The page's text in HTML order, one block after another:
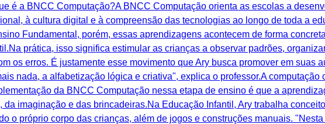
é a BNCC Computação?A BNCC Computação orienta as escolas a
à cultura digital e à compreensão das tecnologias ao longo de toda a
Fundamental, porém, essas aprendizagens acontecem de forma
prática, isso significa estimular as crianças a observar padrões,
os erros. É justamente esse movimento que Ary busca promover em suas
nada, a alfabetização lógica e criativa", explica o professor.A
da BNCC Computação nessa etapa de ensino é que a
da imaginação e das brincadeiras.Na Educação Infantil, Ary trabalha
o próprio corpo das crianças, além de jogos e construções manuais.